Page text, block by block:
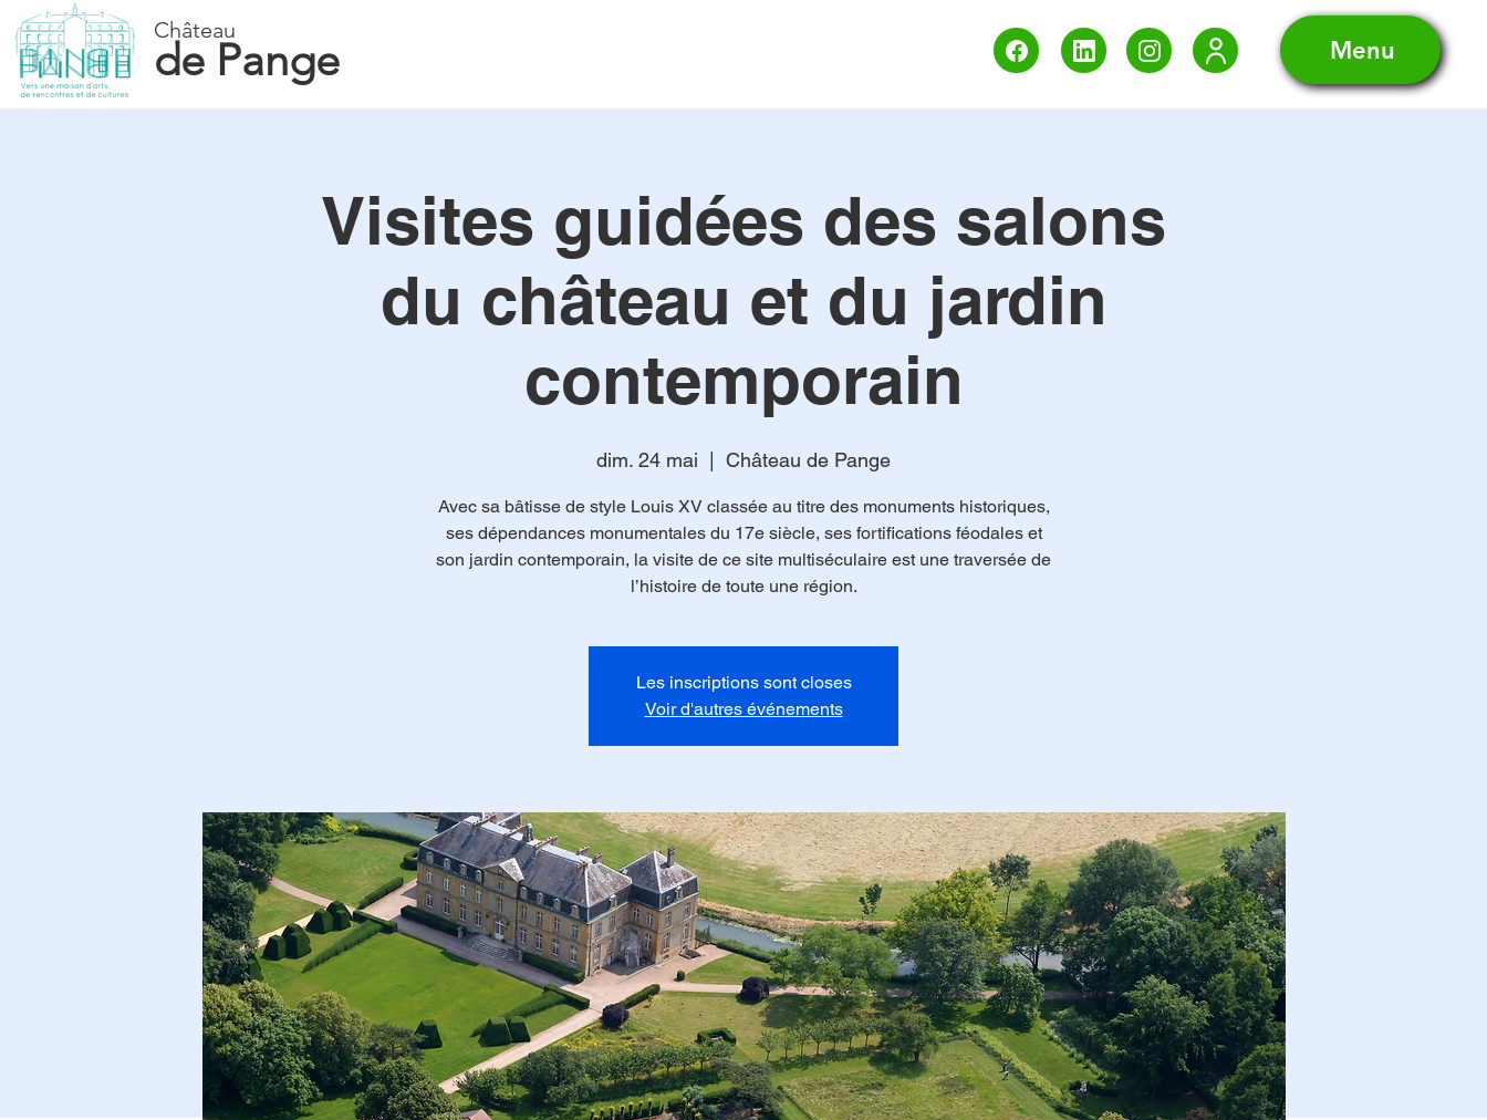
Château
de Pange Menu
Visites guidées des salons
du château et du jardin
contemporain
dim. 24 mai Château de Pange
Avec sa bâtisse de style Louis XV classée au titre des monuments historiques,
ses dépendances monumentales du 17e siècle, ses fortifications féodales et
son jardin contemporain, la visite de ce site multiséculaire est une traversée de
l’histoire de toute une région.
Les inscriptions sont closes
Voir d'autres événements